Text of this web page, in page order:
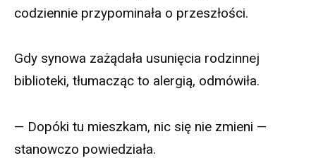
codziennie przypominała o przeszłości.
Gdy synowa zażądała usunięcia rodzinnej
biblioteki, tłumacząc to alergią, odmówiła.
— Dopóki tu mieszkam, nic się nie zmieni —
stanowczo powiedziała.